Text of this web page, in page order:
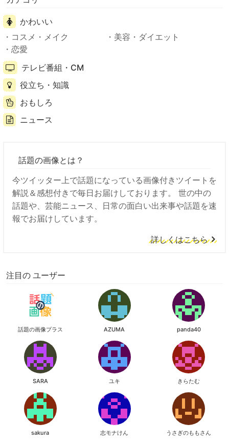
かわいい
コスメ・メイク
美容・ダイエット
恋愛
テレビ番組・CM
役立ち・知識
おもしろ
ニュース
話題の画像とは？
今ツイッター上で話題になっている画像付きツイートを
解説＆感想付きで毎日お届けしております。 世の中の
話題や、芸能ニュース、日常の面白い出来事や話題を速
報でお届けしています。
詳しくはこちら
注目の ユーザー
話題の画像プラス AZUMA panda40
SARA ユキ きらたむ
sakura 志モナけん うさぎのももさん